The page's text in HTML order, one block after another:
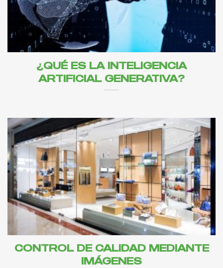
¿QUÉ ES LA INTELIGENCIA
ARTIFICIAL GENERATIVA?
CONTROL DE CALIDAD MEDIANTE
IMÁGENES